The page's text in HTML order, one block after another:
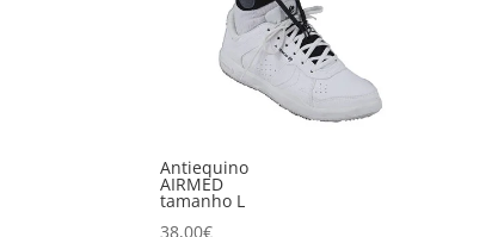
Antiequino
AIRMED
tamanho L
38,00€